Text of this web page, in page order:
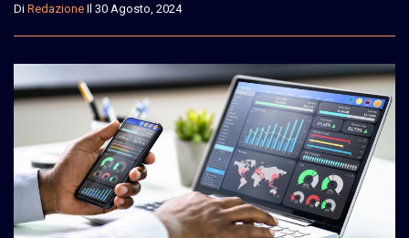
Di Redazione Il 30 Agosto, 2024